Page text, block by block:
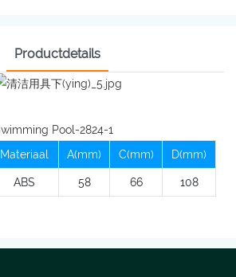
Productdetails
Materiaal A(mm) C(mm) D(mm)
ABS 58 66 108